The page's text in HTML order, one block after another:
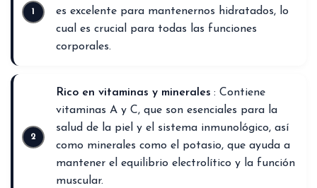
es excelente para mantenernos hidratados, lo
cual es crucial para todas las funciones
corporales.
Rico en vitaminas y minerales : Contiene
vitaminas A y C, que son esenciales para la
salud de la piel y el sistema inmunológico, así
como minerales como el potasio, que ayuda a
mantener el equilibrio electrolítico y la función
muscular.